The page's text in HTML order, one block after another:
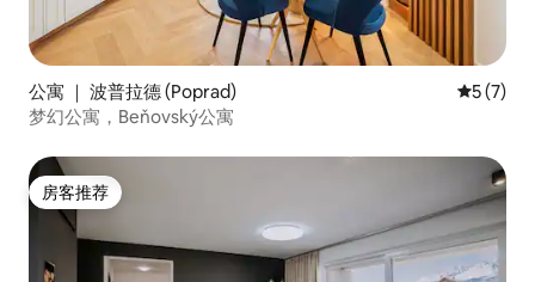
公寓 ｜ 波普拉德 (Poprad) 平均评分
5 (7)
梦幻公寓，Beňovský公寓
房客推荐
房客推荐